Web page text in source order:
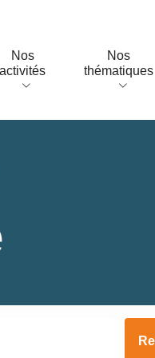
Nos
activités
Nos
thématiques